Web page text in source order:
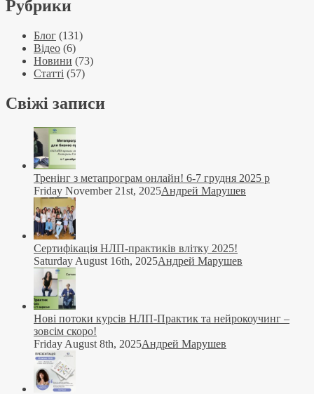
Рубрики
Блог (131)
Відео (6)
Новини (73)
Статті (57)
Свіжі записи
Тренінг з метапрограм онлайн! 6-7 грудня 2025 р
Friday November 21st, 2025Андрей Марушев
Сертифікація НЛП-практиків влітку 2025!
Saturday August 16th, 2025Андрей Марушев
Нові потоки курсів НЛП-Практик та нейрокоучинг –
зовсім скоро!
Friday August 8th, 2025Андрей Марушев